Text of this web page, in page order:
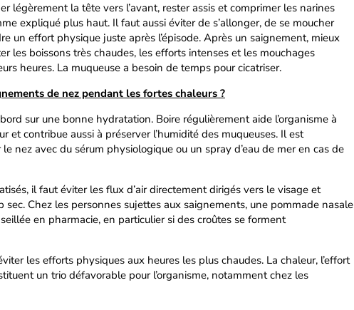
légèrement la tête vers l’avant, rester assis et comprimer les narines
expliqué plus haut. Il faut aussi éviter de s’allonger, de se moucher
un effort physique juste après l’épisode. Après un saignement, mieux
les boissons très chaudes, les efforts intenses et les mouchages
heures. La muqueuse a besoin de temps pour cicatriser.
de nez pendant les fortes chaleurs ?
sur une bonne hydratation. Boire régulièrement aide l’organisme à
et contribue aussi à préserver l’humidité des muqueuses. Il est
nez avec du sérum physiologique ou un spray d’eau de mer en cas de
il faut éviter les flux d’air directement dirigés vers le visage et
sec. Chez les personnes sujettes aux saignements, une pommade nasale
en pharmacie, en particulier si des croûtes se forment
les efforts physiques aux heures les plus chaudes. La chaleur, l’effort
un trio défavorable pour l’organisme, notamment chez les